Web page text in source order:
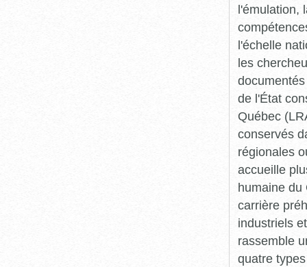
l'émulation,
l'échelle
les
de l'État
Québec
conservés
régionales
accueille
humaine du
carrière
industriels
rassemble
quatre